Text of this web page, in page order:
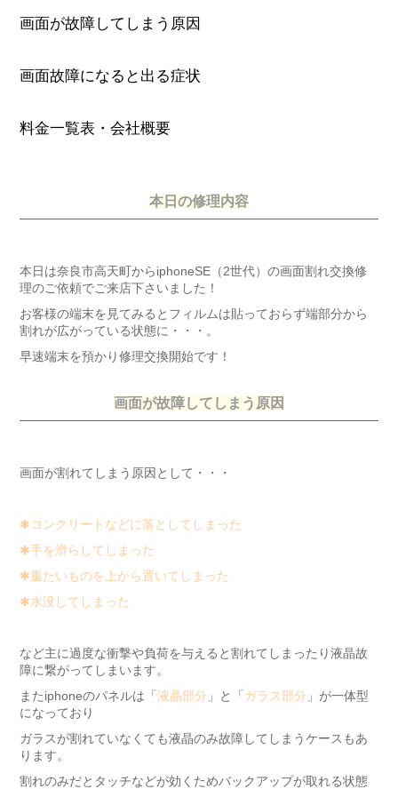
画面が故障してしまう原因
画面故障になると出る症状
料金一覧表・会社概要
本日の修理内容
本日は奈良市高天町からiphoneSE（2世代）の画面割れ交換修
理のご依頼でご来店下さいました！
お客様の端末を見てみるとフィルムは貼っておらず端部分から
割れが広がっている状態に・・・。
早速端末を預かり修理交換開始です！
画面が故障してしまう原因
画面が割れてしまう原因として・・・
✱コンクリートなどに落としてしまった
✱手を滑らしてしまった
✱重たいものを上から置いてしまった
✱水没してしまった
など主に過度な衝撃や負荷を与えると割れてしまったり液晶故
障に繋がってしまいます。
またiphoneのパネルは「液晶部分 」と「ガラス部分 」が一体型
になっており
ガラスが割れていなくても液晶のみ故障してしまうケースもあ
ります。
割れのみだとタッチなどが効くためバックアップが取れる状態